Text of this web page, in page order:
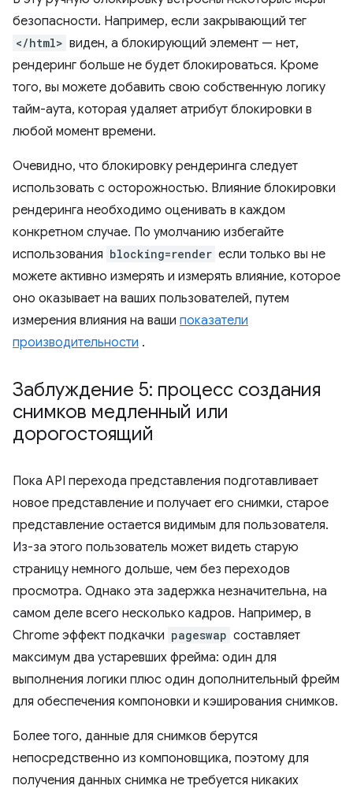
безопасности. Например, если закрывающий тег
</html> виден, а блокирующий элемент — нет,
рендеринг больше не будет блокироваться. Кроме
того, вы можете добавить свою собственную логику
тайм-аута, которая удаляет атрибут блокировки в
любой момент времени.
Очевидно, что блокировку рендеринга следует
использовать с осторожностью. Влияние блокировки
рендеринга необходимо оценивать в каждом
конкретном случае. По умолчанию избегайте
использования blocking=render если только вы не
можете активно измерять и измерять влияние, которое
оно оказывает на ваших пользователей, путем
измерения влияния на ваши показатели
производительности .
Заблуждение 5: процесс создания
снимков медленный или
дорогостоящий
Пока API перехода представления подготавливает
новое представление и получает его снимки, старое
представление остается видимым для пользователя.
Из-за этого пользователь может видеть старую
страницу немного дольше, чем без переходов
просмотра. Однако эта задержка незначительна, на
самом деле всего несколько кадров. Например, в
Chrome эффект подкачки pageswap составляет
максимум два устаревших фрейма: один для
выполнения логики плюс один дополнительный фрейм
для обеспечения компоновки и кэширования снимков.
Более того, данные для снимков берутся
непосредственно из компоновщика, поэтому для
получения данных снимка не требуется никаких